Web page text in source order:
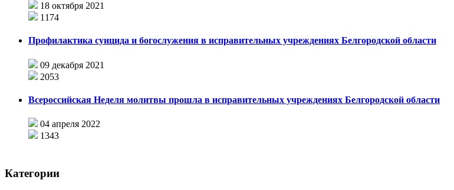
18 октября 2021
1174
Профилактика суицида и богослужения в исправительных учреждениях Белгородской области
09 декабря 2021
2053
Всероссийская Неделя молитвы прошла в исправительных учреждениях Белгородской области
04 апреля 2022
1343
Категории